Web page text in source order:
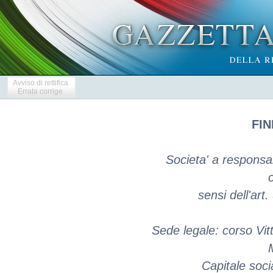
Avviso di rettifica
Errata corrige
Societa' a
sensi dell'art.
Sede legale: corso
Capitale